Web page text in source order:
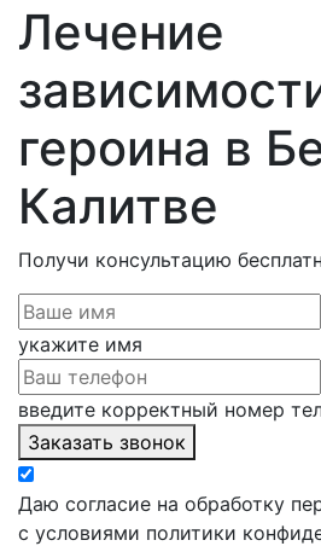
Лечение
героина в
Калитве
Получи консультацию
укажите имя
введите корректный номер
Заказать звонок
Даю согласие на обработку
с условиями политики